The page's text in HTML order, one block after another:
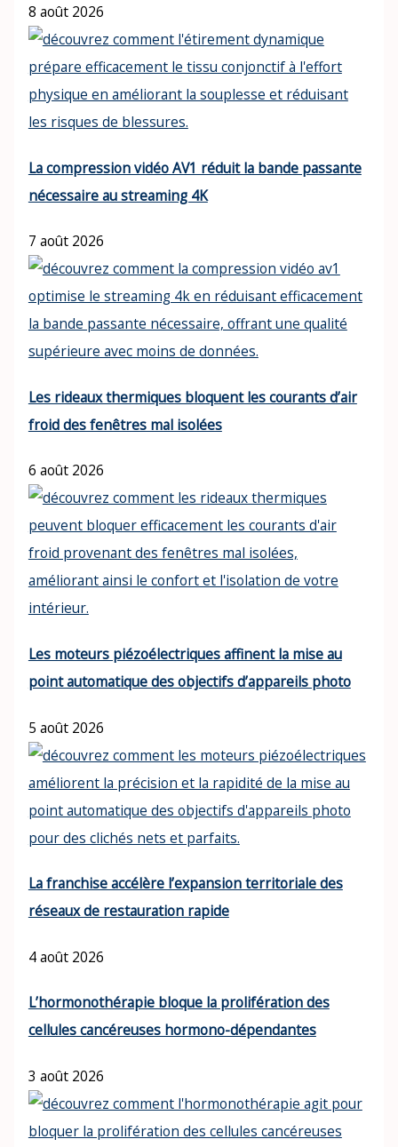
8 août 2026
La compression vidéo AV1 réduit la bande passante
nécessaire au streaming 4K
7 août 2026
Les rideaux thermiques bloquent les courants d’air
froid des fenêtres mal isolées
6 août 2026
Les moteurs piézoélectriques affinent la mise au
point automatique des objectifs d’appareils photo
5 août 2026
La franchise accélère l’expansion territoriale des
réseaux de restauration rapide
4 août 2026
L’hormonothérapie bloque la prolifération des
cellules cancéreuses hormono-dépendantes
3 août 2026